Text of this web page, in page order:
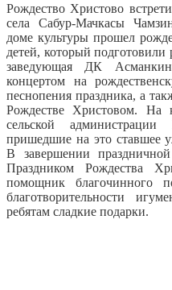
Рождество Христово
села Сабур-Мачкасы
доме культуры прошел
детей, который
заведующая ДК
концертом на
песнопения праздника, а
Рождестве Христовом. На
сельской
пришедшие на это ставшее
В завершении
Праздником Рождества
помощник благочинного
благотворительности
ребятам сладкие подарки.